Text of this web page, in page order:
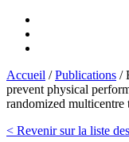
Accueil /Publications /
prevent physical
randomized multicentre
< Revenir sur la liste